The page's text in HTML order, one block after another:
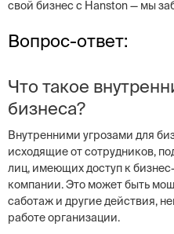
свой бизнес с Hanston — мы
Вопрос-ответ:
Что такое
бизнеса?
Внутренними угрозами для
исходящие от сотрудников,
лиц, имеющих доступ к
компании. Это может быть
саботаж и другие действия,
работе организации.